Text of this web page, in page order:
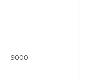
— 9000